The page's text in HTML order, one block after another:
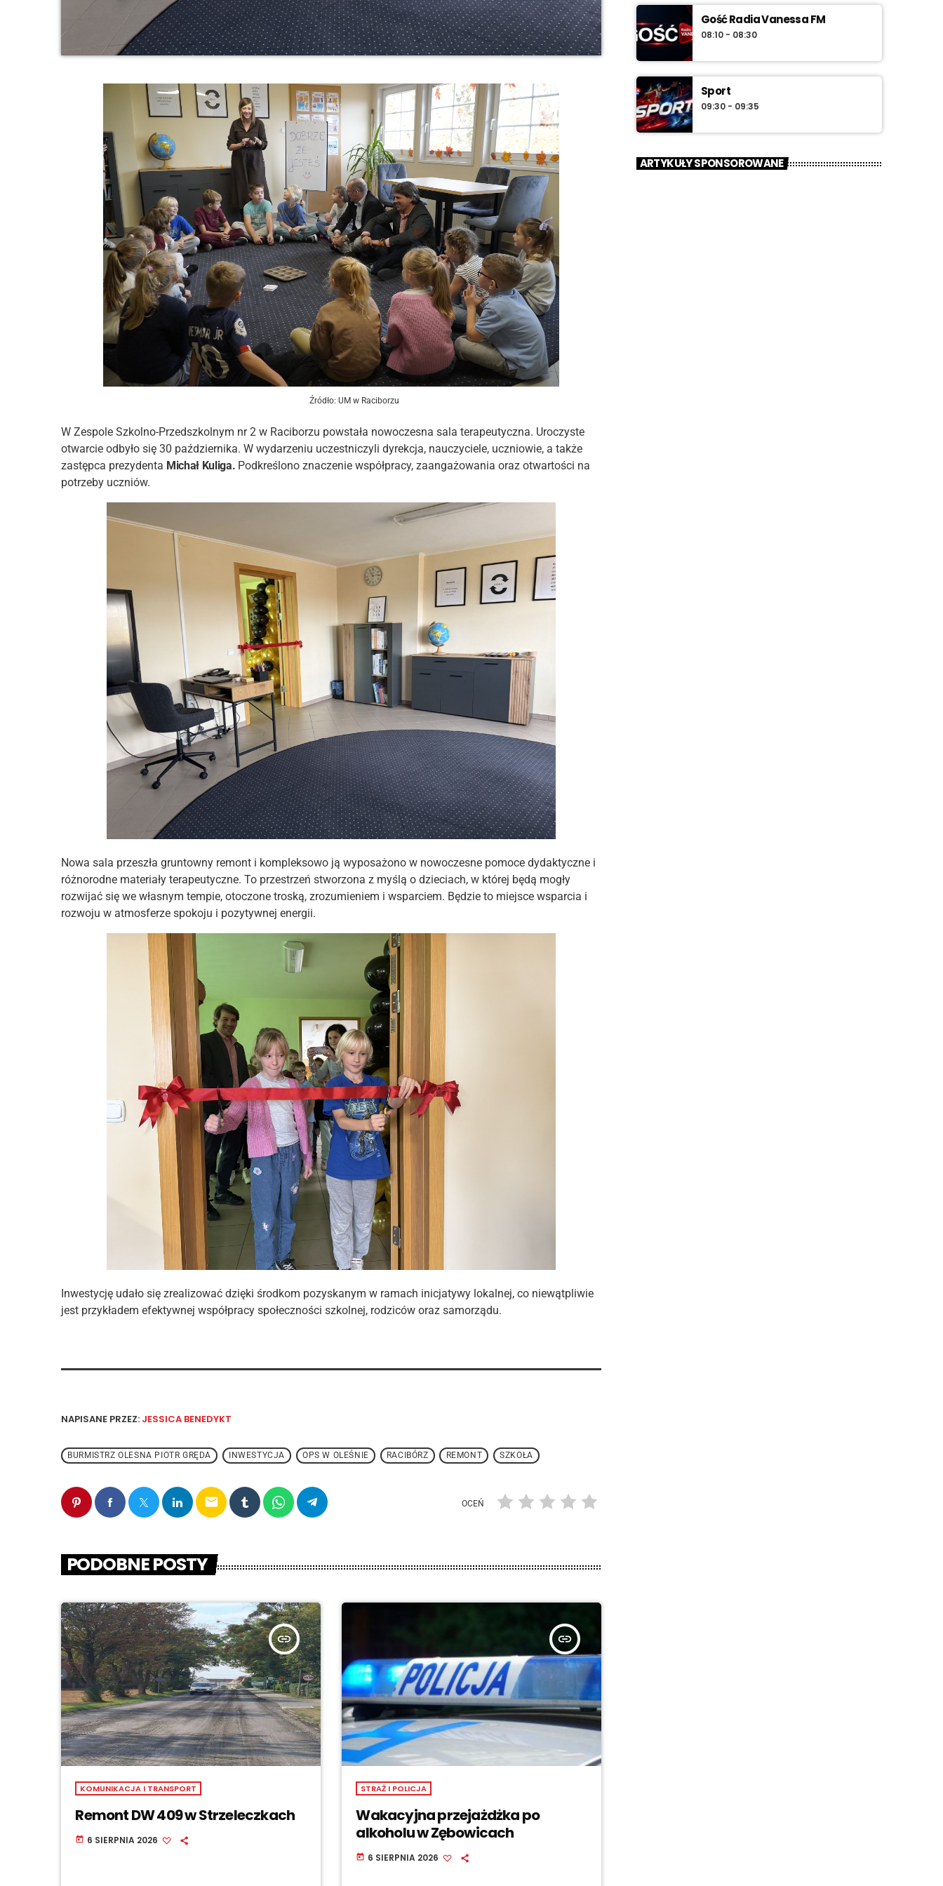
Źródło: UM w Raciborzu
W Zespole Szkolno-Przedszkolnym nr 2 w Raciborzu powstała nowoczesna sala terapeutyczna. Uroczyste
otwarcie odbyło się 30 października. W wydarzeniu uczestniczyli dyrekcja, nauczyciele, uczniowie, a także
zastępca prezydenta Michał Kuliga. Podkreślono znaczenie współpracy, zaangażowania oraz otwartości na
potrzeby uczniów.
Nowa sala przeszła gruntowny remont i kompleksowo ją wyposażono w nowoczesne pomoce dydaktyczne i
różnorodne materiały terapeutyczne. To przestrzeń stworzona z myślą o dzieciach, w której będą mogły
rozwijać się we własnym tempie, otoczone troską, zrozumieniem i wsparciem. Będzie to miejsce wsparcia i
rozwoju w atmosferze spokoju i pozytywnej energii.
Inwestycję udało się zrealizować dzięki środkom pozyskanym w ramach inicjatywy lokalnej, co niewątpliwie
jest przykładem efektywnej współpracy społeczności szkolnej, rodziców oraz samorządu.
NAPISANE PRZEZ: JESSICA BENEDYKT
BURMISTRZ OLESNA PIOTR GRĘDA INWESTYCJA OPS W OLEŚNIE RACIBÓRZ REMONT SZKOŁA
email OCEŃ
PODOBNE POSTY
insert_link
KOMUNIKACJA I TRANSPORT
Remont DW 409 w Strzeleczkach
today 6 SIERPNIA 2026
insert_link
STRAŻ I POLICJA
Wakacyjna przejażdżka po
alkoholu w Zębowicach
today 6 SIERPNIA 2026
Gość Radia Vanessa FM
08:10 - 08:30
Sport
09:30 - 09:35
ARTYKUŁY SPONSOROWANE